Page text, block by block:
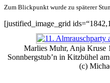
Zum Blickpunkt wurde zu späterer
[justified_image_grid
Marlies Muhr, Anja Kruse
Sonnbergstub’n in Kitzbühel
(c)